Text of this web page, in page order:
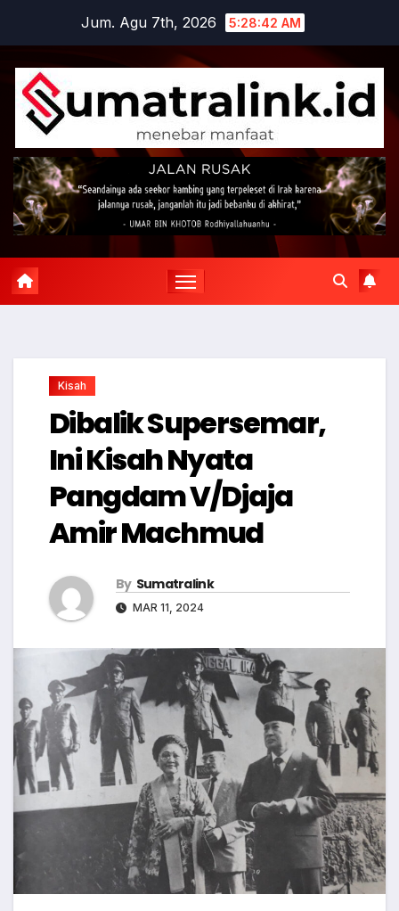
content
Jum. Agu 7th, 2026 5:28:43 AM
Kisah
Dibalik Supersemar,
Ini Kisah Nyata
Pangdam V/Djaja
Amir Machmud
By Sumatralink
MAR 11, 2024